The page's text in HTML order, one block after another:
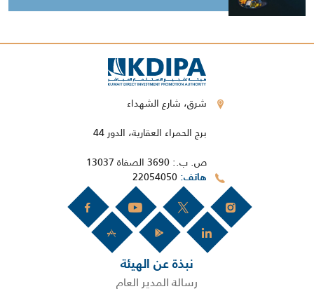
شرق، شارع الشهداء
برج الحمراء العقارية، الدور 44
ص. ب.: 3690 الصفاة 13037
هاتف
نبذة عن الهيئة
رسالة المدير العام